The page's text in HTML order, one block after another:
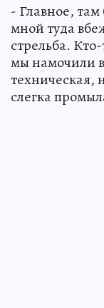
- Главное,
мной туда
стрельба.
мы намочили
техническая,
слегка